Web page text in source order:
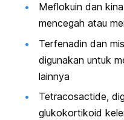
Meflokuin dan
mencegah atau
Terfenadin dan
digunakan untuk
lainnya
Tetracosactide,
glukokortikoid